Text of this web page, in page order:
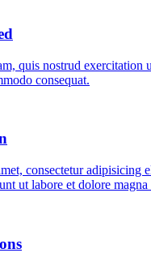
quis nostrud exercitation
consequat.
consectetur adipisicing
ut labore et dolore magna